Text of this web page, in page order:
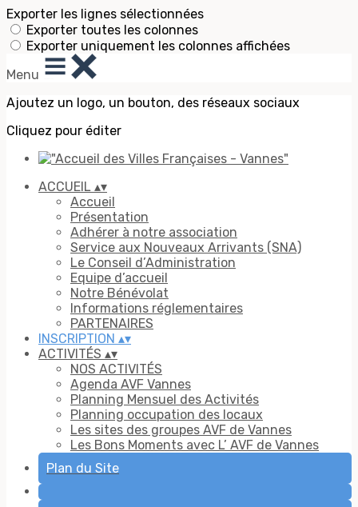
Exporter les lignes sélectionnées
Exporter toutes les colonnes
Exporter uniquement les colonnes affichées
Menu
Ajoutez un logo, un bouton, des réseaux sociaux
Cliquez pour éditer
ACCUEIL ▴▾
Accueil
Présentation
Adhérer à notre association
Service aux Nouveaux Arrivants (SNA)
Le Conseil d’Administration
Equipe d’accueil
Notre Bénévolat
Informations réglementaires
PARTENAIRES
INSCRIPTION ▴▾
ACTIVITÉS ▴▾
NOS ACTIVITÉS
Agenda AVF Vannes
Planning Mensuel des Activités
Planning occupation des locaux
Les sites des groupes AVF de Vannes
Les Bons Moments avec L’ AVF de Vannes
Plan du Site